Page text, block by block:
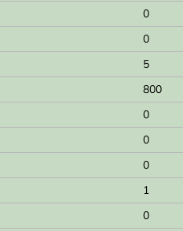
0
0
5
800
0
0
0
1
0